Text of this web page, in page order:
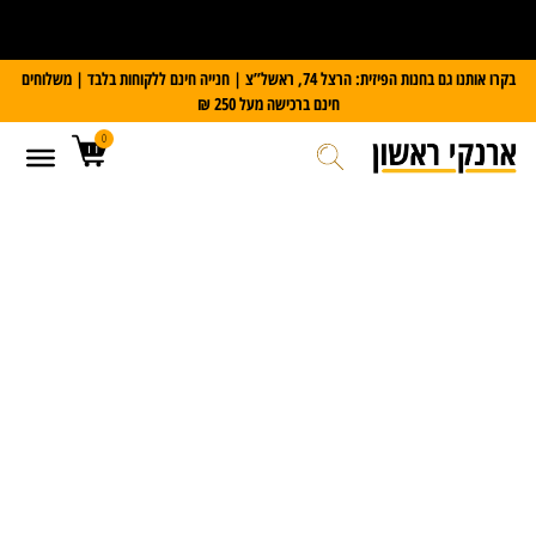
על כל מזוודת Slazenger קבלו משקל דיגיטלי במתנה
בקרו אותנו גם בחנות הפיזית: הרצל 74, ראשל”צ | חנייה חינם ללקוחות בלבד | משלוחים
חינם ברכישה מעל 250 ₪
0